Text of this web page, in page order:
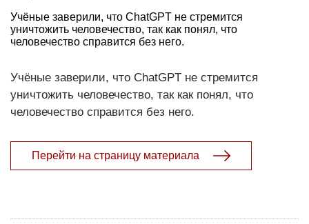
Учёные заверили, что ChatGPT не стремится
уничтожить человечество, так как понял, что
человечество справится без него.
Учёные заверили, что ChatGPT не стремится
уничтожить человечество, так как понял, что
человечество справится без него.
Перейти на страницу материала